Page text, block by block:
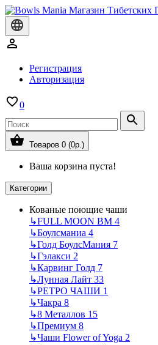
Регистрация
Авторизация
0
Товаров 0 (0р.)
Ваша корзина пуста!
Категории
Кованые поющие чаши
↳FULL MOON BM 4
↳Боулсманиа 4
↳Голд БоулсМания 7
↳Гэлакси 2
↳Карвинг Голд 7
↳Лунная Лайт 33
↳РЕТРО ЧАШИ 1
↳Чакра 8
↳8 Металлов 15
↳Премиум 8
↳Чаши Flower of Yoga 2